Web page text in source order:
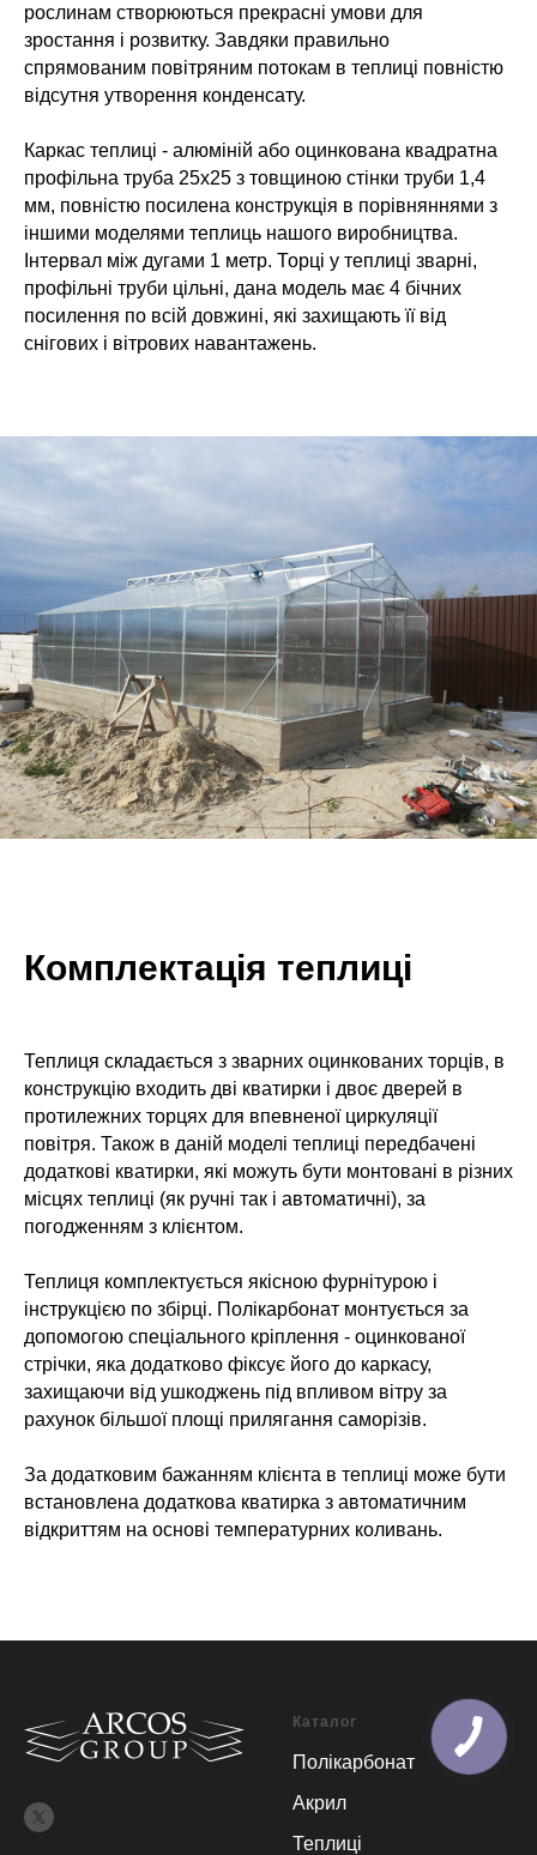
рослинам створюються прекрасні умови для
зростання і розвитку. Завдяки правильно
спрямованим повітряним потокам в теплиці повністю
відсутня утворення конденсату.
Каркас теплиці - алюміній або оцинкована квадратна
профільна труба 25х25 з товщиною стінки труби 1,4
мм, повністю посилена конструкція в порівняннями з
іншими моделями теплиць нашого виробництва.
Інтервал між дугами 1 метр. Торці у теплиці зварні,
профільні труби цільні, дана модель має 4 бічних
посилення по всій довжині, які захищають її від
снігових і вітрових навантажень.
Комплектація теплиці
Теплиця складається з зварних оцинкованих торців, в
конструкцію входить дві кватирки і двоє дверей в
протилежних торцях для впевненої циркуляції
повітря. Також в даній моделі теплиці передбачені
додаткові кватирки, які можуть бути монтовані в різних
місцях теплиці (як ручні так і автоматичні), за
погодженням з клієнтом.
Теплиця комплектується якісною фурнітурою і
інструкцією по збірці. Полікарбонат монтується за
допомогою спеціального кріплення - оцинкованої
стрічки, яка додатково фіксує його до каркасу,
захищаючи від ушкоджень під впливом вітру за
рахунок більшої площі прилягання саморізів.
За додатковим бажанням клієнта в теплиці може бути
встановлена ​​додаткова кватирка з автоматичним
відкриттям на основі температурних коливань.
Каталог
Полікарбонат
Акрил
Теплиці